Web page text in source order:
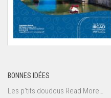
BONNES IDÉES
Les p’tits doudous Read More…